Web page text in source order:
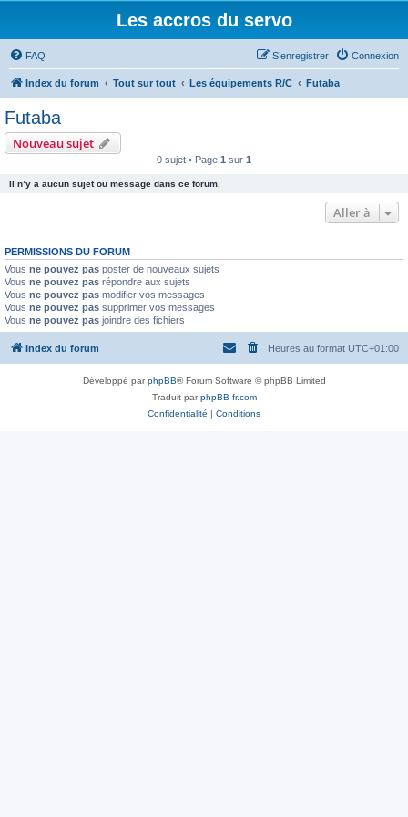
Les accros du servo
FAQ Connexion
S’enregistrer
Index du forum Tout sur tout Les équipements R/C Futaba
Futaba
Nouveau sujet
0 sujet • Page 1 sur 1
Il n’y a aucun sujet ou message dans ce forum.
Aller à
PERMISSIONS DU FORUM
Vous ne pouvez pas poster de nouveaux sujets
Vous ne pouvez pas répondre aux sujets
Vous ne pouvez pas modifier vos messages
Vous ne pouvez pas supprimer vos messages
Vous ne pouvez pas joindre des fichiers
Index du forum Heures au format UTC+01:00
Développé parphpBB® Forum Software © phpBB Limited
Traduit parphpBB-fr.com
Confidentialité | Conditions